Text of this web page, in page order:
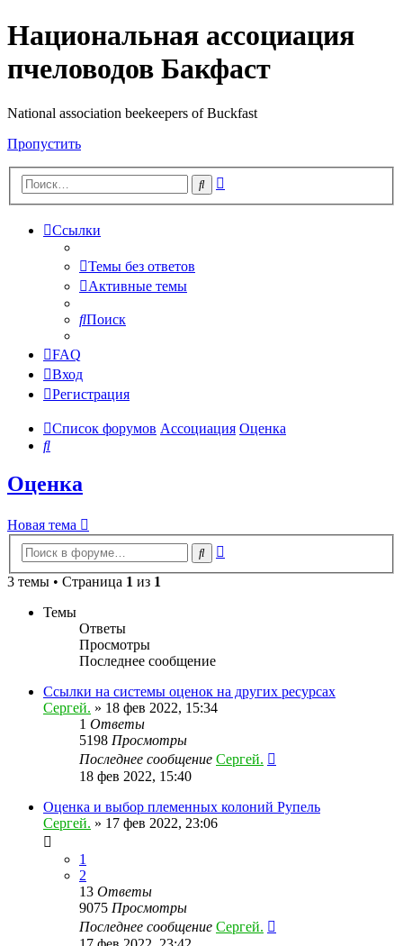
Национальная ассоциация
пчеловодов Бакфаст
National association beekeepers of Buckfast
Пропустить
Поиск
Ссылки
Темы без ответов
Активные темы
Поиск
FAQ
Вход
Регистрация
Список форумов Ассоциация Оценка
Поиск
Оценка
Новая тема
Поиск
3 темы • Страница 1 из 1
Темы
Ответы
Просмотры
Последнее сообщение
Ссылки на системы оценок на других ресурсах
Сергей. » 18 фев 2022, 15:34
1 Ответы
5198 Просмотры
Последнее сообщение Сергей.
18 фев 2022, 15:40
Оценка и выбор племенных колоний Рупель
Сергей. » 17 фев 2022, 23:06
1
2
13 Ответы
9075 Просмотры
Последнее сообщение Сергей.